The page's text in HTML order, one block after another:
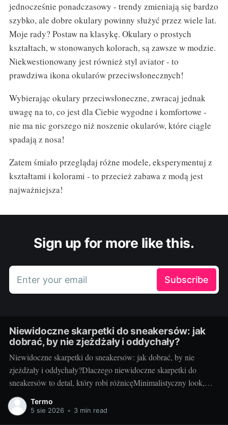
jednocześnie ponadczasowy - trendy zmieniają się bardzo
szybko, ale dobre okulary powinny służyć przez wiele lat.
Moje rady? Postaw na klasykę. Okulary o prostych
kształtach, w stonowanych kolorach, są zawsze w modzie.
Niekwestionowany jest również styl aviator - to
prawdziwa ikona okularów przeciwsłonecznych!
Wybierając okulary przeciwsłoneczne, zwracaj jednak
uwagę na to, co jest dla Ciebie wygodne i komfortowe -
nie ma nic gorszego niż noszenie okularów, które ciągle
spadają z nosa!
Zatem śmiało przeglądaj różne modele, eksperymentuj z
kształtami i kolorami - to przecież zabawa z modą jest
najważniejsza!
Sign up for more like this.
Enter your email Subscribe
Niewidoczne skarpetki do sneakersów: jak
dobrać, by nie zjeżdżały i oddychały?
Niewidoczne skarpetki do sneakersów: jak dobrać, by nie
zjeżdżały i oddychały?Dlaczego niewidoczne skarpetki do
sneakersów to detal, który robi różnicęMinimalistyczny look,
ulubione sneakersy i… zero wystających ściągaczy.
Niewidoczne skarpetki to mały detal, który potrafi całkowicie
Termo
5 sie 2026 • 3 min read